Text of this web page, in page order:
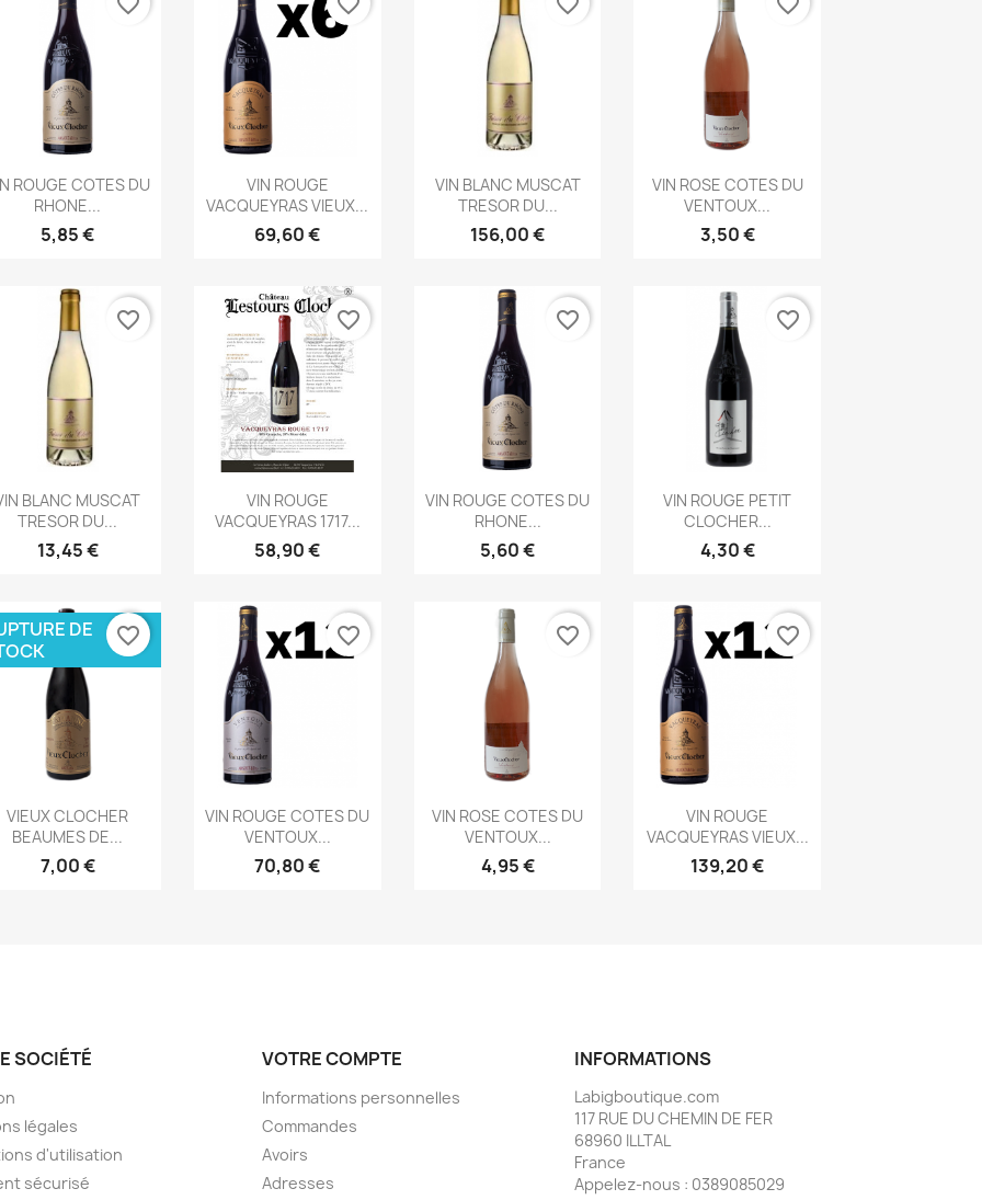
Aperçu rapide
ROUGE COTES DU
RHONE...
5,85 €
Aperçu rapide
VIN ROUGE
VACQUEYRAS VIEUX...
69,60 €
 Aperçu rapide
VIN BLANC MUSCAT
TRESOR DU...
156,00 €
 Aperçu rapide
VIN ROSE COTES DU
VENTOUX...
3,50 €
Aperçu rapide
BLANC MUSCAT
TRESOR DU...
13,45 €
favorite_border
Aperçu rapide
VIN ROUGE
VACQUEYRAS 1717...
58,90 €
favorite_border
Aperçu rapide
VIN ROUGE COTES DU
RHONE...
5,60 €
favorite_border
Aperçu rapide
VIN ROUGE PETIT
CLOCHER...
4,30 €
favorite_border
Aperçu rapide
VIEUX CLOCHER
BEAUMES DE...
7,00 €
DE
favorite_border
Aperçu rapide
VIN ROUGE COTES DU
VENTOUX...
70,80 €
favorite_border
 Aperçu rapide
VIN ROSE COTES DU
VENTOUX...
4,95 €
favorite_border
Aperçu rapide
VIN ROUGE
VACQUEYRAS VIEUX...
139,20 €
favorite_border
SOCIÉTÉ
légales
d'utilisation
sécurisé
VOTRE COMPTE
Informations personnelles
Commandes
Avoirs
Adresses
INFORMATIONS
Labigboutique.com
117 RUE DU CHEMIN DE FER
68960 ILLTAL
France
Appelez-nous : 0389085029